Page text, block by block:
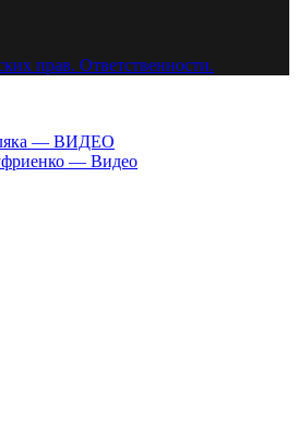
прав. Ответственности.
— ВИДЕО
— Видео